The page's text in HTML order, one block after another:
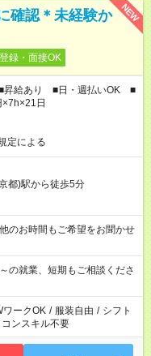
NEW
確認＊未経験か
録・面接OK
昇給あり ■日・週払いOK ■
日
定による
都)駅から徒歩5分
のお時間もご希望をお聞かせ
就業、短期もご相談くださ
ワークOK / 服装自由 / シフト
ンスキル不要